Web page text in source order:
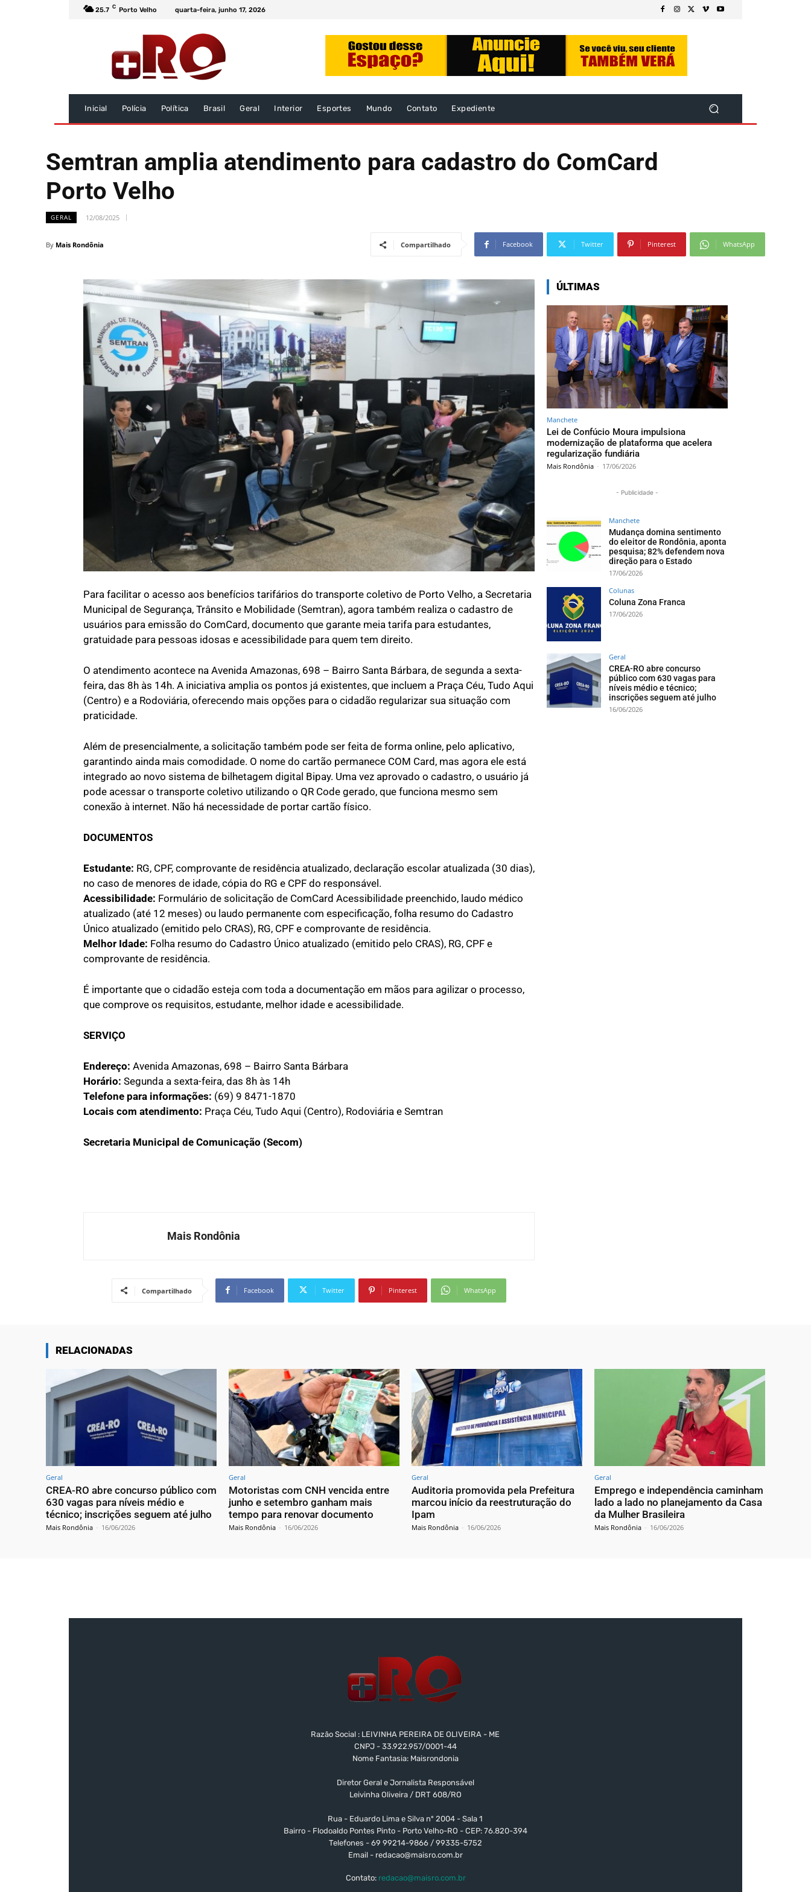
25.7 C Porto Velho quarta-feira, junho 17, 2026
Inicial Polícia Política Brasil Geral Interior Esportes Mundo Contato Expediente
Semtran amplia atendimento para cadastro do ComCard
Porto Velho
GERAL 12/08/2025
By Mais Rondônia Compartilhado Facebook Twitter Pinterest WhatsApp
Para facilitar o acesso aos benefícios tarifários do transporte coletivo de Porto Velho, a Secretaria
Municipal de Segurança, Trânsito e Mobilidade (Semtran), agora também realiza o cadastro de
usuários para emissão do ComCard, documento que garante meia tarifa para estudantes,
gratuidade para pessoas idosas e acessibilidade para quem tem direito.
O atendimento acontece na Avenida Amazonas, 698 – Bairro Santa Bárbara, de segunda a sexta-
feira, das 8h às 14h. A iniciativa amplia os pontos já existentes, que incluem a Praça Céu, Tudo Aqui
(Centro) e a Rodoviária, oferecendo mais opções para o cidadão regularizar sua situação com
praticidade.
Além de presencialmente, a solicitação também pode ser feita de forma online, pelo aplicativo,
garantindo ainda mais comodidade. O nome do cartão permanece COM Card, mas agora ele está
integrado ao novo sistema de bilhetagem digital Bipay. Uma vez aprovado o cadastro, o usuário já
pode acessar o transporte coletivo utilizando o QR Code gerado, que funciona mesmo sem
conexão à internet. Não há necessidade de portar cartão físico.
DOCUMENTOS
Estudante: RG, CPF, comprovante de residência atualizado, declaração escolar atualizada (30 dias),
no caso de menores de idade, cópia do RG e CPF do responsável.
Acessibilidade: Formulário de solicitação de ComCard Acessibilidade preenchido, laudo médico
atualizado (até 12 meses) ou laudo permanente com especificação, folha resumo do Cadastro
Único atualizado (emitido pelo CRAS), RG, CPF e comprovante de residência.
Melhor Idade: Folha resumo do Cadastro Único atualizado (emitido pelo CRAS), RG, CPF e
comprovante de residência.
É importante que o cidadão esteja com toda a documentação em mãos para agilizar o processo,
que comprove os requisitos, estudante, melhor idade e acessibilidade.
SERVIÇO
Endereço: Avenida Amazonas, 698 – Bairro Santa Bárbara
Horário: Segunda a sexta-feira, das 8h às 14h
Telefone para informações: (69) 9 8471-1870
Locais com atendimento: Praça Céu, Tudo Aqui (Centro), Rodoviária e Semtran
Secretaria Municipal de Comunicação (Secom)
Mais Rondônia
Compartilhado Facebook Twitter Pinterest WhatsApp
ÚLTIMAS
Manchete
Lei de Confúcio Moura impulsiona
modernização de plataforma que acelera
regularização fundiária
Mais Rondônia - 17/06/2026
- Publicidade -
Manchete
Mudança domina sentimento
do eleitor de Rondônia, aponta
pesquisa; 82% defendem nova
direção para o Estado
17/06/2026
Colunas
Coluna Zona Franca
17/06/2026
Geral
CREA-RO abre concurso
público com 630 vagas para
níveis médio e técnico;
inscrições seguem até julho
16/06/2026
RELACIONADAS
Geral
CREA-RO abre concurso público com
630 vagas para níveis médio e
técnico; inscrições seguem até julho
Mais Rondônia - 16/06/2026
Geral
Motoristas com CNH vencida entre
junho e setembro ganham mais
tempo para renovar documento
Mais Rondônia - 16/06/2026
Geral
Auditoria promovida pela Prefeitura
marcou início da reestruturação do
Ipam
Mais Rondônia - 16/06/2026
Geral
Emprego e independência caminham
lado a lado no planejamento da Casa
da Mulher Brasileira
Mais Rondônia - 16/06/2026
Razão Social : LEIVINHA PEREIRA DE OLIVEIRA - ME
CNPJ - 33.922.957/0001-44
Nome Fantasia: Maisrondonia
Diretor Geral e Jornalista Responsável
Leivinha Oliveira / DRT 608/RO
Rua - Eduardo Lima e Silva nº 2004 - Sala 1
Bairro - Flodoaldo Pontes Pinto - Porto Velho-RO - CEP: 76.820-394
Telefones - 69 99214-9866 / 99335-5752
Email - redacao@maisro.com.br
Contato: redacao@maisro.com.br